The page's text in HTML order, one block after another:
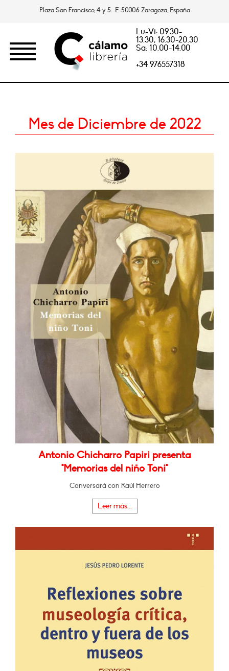
Plaza San Francisco, 4 y 5. E-50006 Zaragoza, España
Lu-Vi: 09.30-
13.30, 16.30-20.30
Sa: 10.00-14.00
+34 976557318
Mes de Diciembre de 2022
Antonio Chicharro Papiri presenta
"Memorias del niño Toni"
Conversará con Raúl Herrero
Leer más...